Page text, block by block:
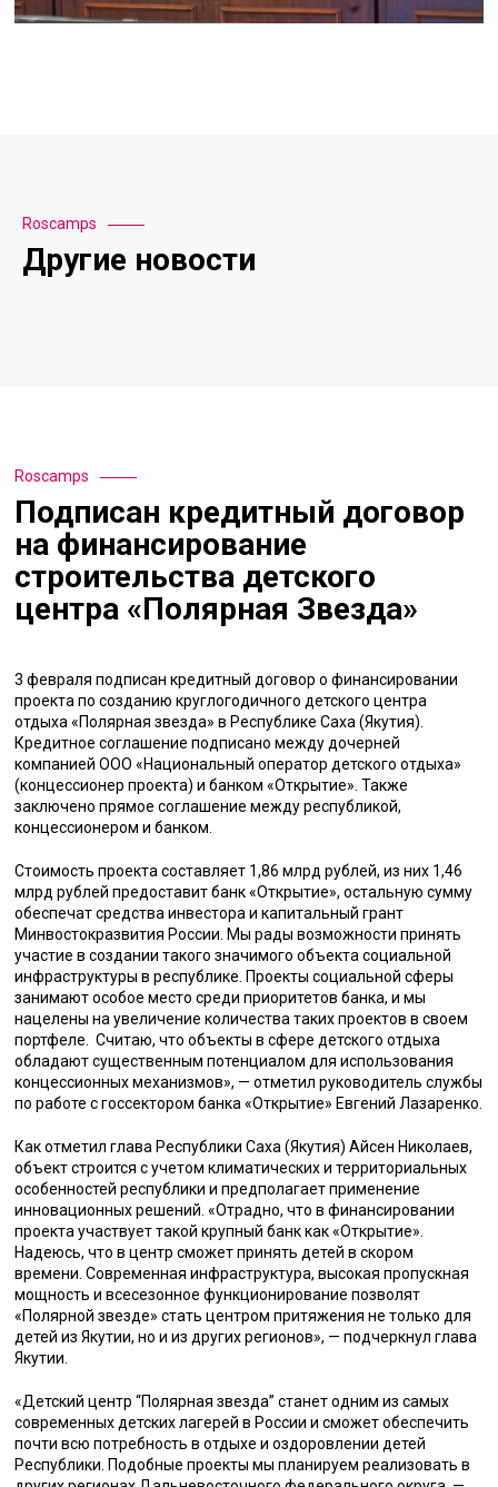
Roscamps
Другие новости
Roscamps
Подписан кредитный договор
на финансирование
строительства детского
центра «Полярная Звезда»
3 февраля подписан кредитный договор о финансировании
проекта по созданию круглогодичного детского центра
отдыха «Полярная звезда» в Республике Саха (Якутия).
Кредитное соглашение подписано между дочерней
компанией ООО «Национальный оператор детского отдыха»
(концессионер проекта) и банком «Открытие». Также
заключено прямое соглашение между республикой,
концессионером и банком.
Стоимость проекта составляет 1,86 млрд рублей, из них 1,46
млрд рублей предоставит банк «Открытие», остальную сумму
обеспечат средства инвестора и капитальный грант
Минвостокразвития России. Мы рады возможности принять
участие в создании такого значимого объекта социальной
инфраструктуры в республике. Проекты социальной сферы
занимают особое место среди приоритетов банка, и мы
нацелены на увеличение количества таких проектов в своем
портфеле. Считаю, что объекты в сфере детского отдыха
обладают существенным потенциалом для использования
концессионных механизмов», — отметил руководитель службы
по работе с госсектором банка «Открытие» Евгений Лазаренко.
Как отметил глава Республики Саха (Якутия) Айсен Николаев,
объект строится с учетом климатических и территориальных
особенностей республики и предполагает применение
инновационных решений. «Отрадно, что в финансировании
проекта участвует такой крупный банк как «Открытие».
Надеюсь, что в центр сможет принять детей в скором
времени. Современная инфраструктура, высокая пропускная
мощность и всесезонное функционирование позволят
«Полярной звезде» стать центром притяжения не только для
детей из Якутии, но и из других регионов», — подчеркнул глава
Якутии.
«Детский центр “Полярная звезда” станет одним из самых
современных детских лагерей в России и сможет обеспечить
почти всю потребность в отдыхе и оздоровлении детей
Республики. Подобные проекты мы планируем реализовать в